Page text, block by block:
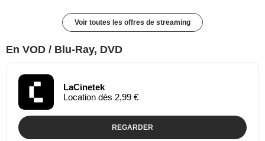
Voir toutes les offres de streaming
En VOD / Blu-Ray, DVD
LaCinetek
Location dès 2,99 €
REGARDER